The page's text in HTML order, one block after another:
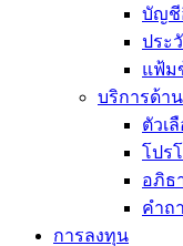
บัญชี
ประ
แฟ้ม
บริการด้า
ตัวเ
โปร
อภิธ
คำถ
การลงทุน